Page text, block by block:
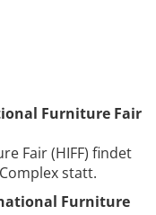
Furniture Fair
Fair (HIFF) findet
statt.
Furniture